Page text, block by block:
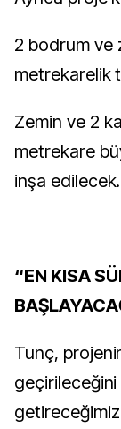
2 bodrum ve
metrekarelik
Zemin ve 2
metrekare
inşa edilecek.
“EN KISA
Tunç,